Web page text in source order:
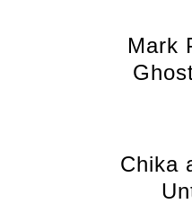
Mark
Chika